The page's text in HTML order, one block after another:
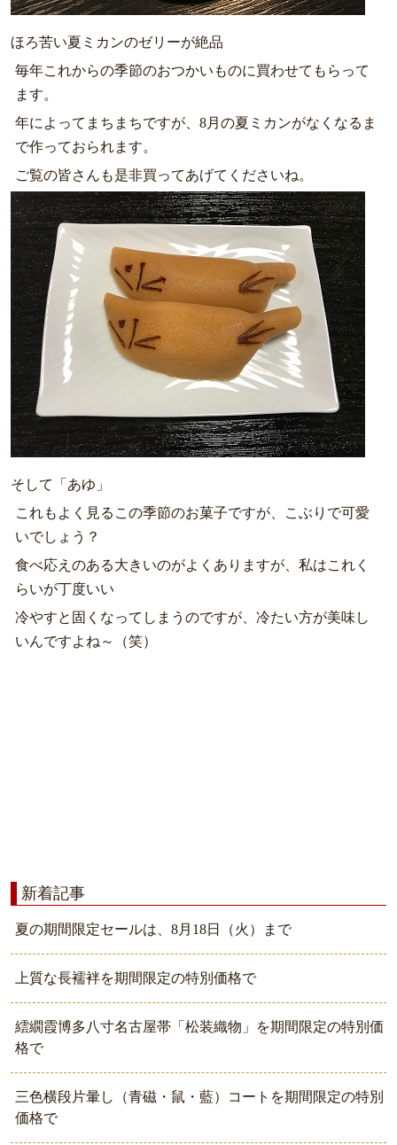
ほろ苦い夏ミカンのゼリーが絶品
毎年これからの季節のおつかいものに買わせてもらって
ます。
年によってまちまちですが、8月の夏ミカンがなくなるま
で作っておられます。
ご覧の皆さんも是非買ってあげてくださいね。
そして「あゆ」
これもよく見るこの季節のお菓子ですが、こぶりで可愛
いでしょう？
食べ応えのある大きいのがよくありますが、私はこれく
らいが丁度いい
冷やすと固くなってしまうのですが、冷たい方が美味し
いんですよね～（笑）
新着記事
夏の期間限定セールは、8月18日（火）まで
上質な長襦袢を期間限定の特別価格で
繧繝霞博多八寸名古屋帯「松装織物」を期間限定の特別価
格で
三色横段片暈し（青磁・鼠・藍）コートを期間限定の特別
価格で